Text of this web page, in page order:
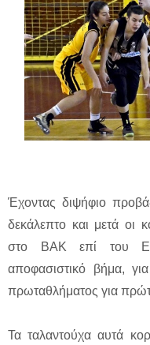
Έχοντας διψήφιο
δεκάλεπτο και μετά οι
στο ΒΑΚ επί του
αποφασιστικό βήμα,
πρωταθλήματος για
Τα ταλαντούχα αυτά